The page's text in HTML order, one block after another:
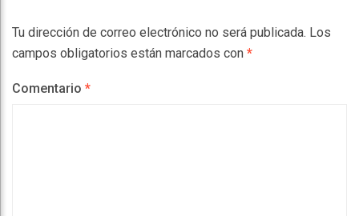
Tu dirección de correo electrónico no será publicada. Los
campos obligatorios están marcados con *
Comentario *